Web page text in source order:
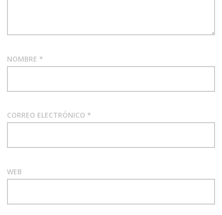
NOMBRE *
CORREO ELECTRÓNICO *
WEB